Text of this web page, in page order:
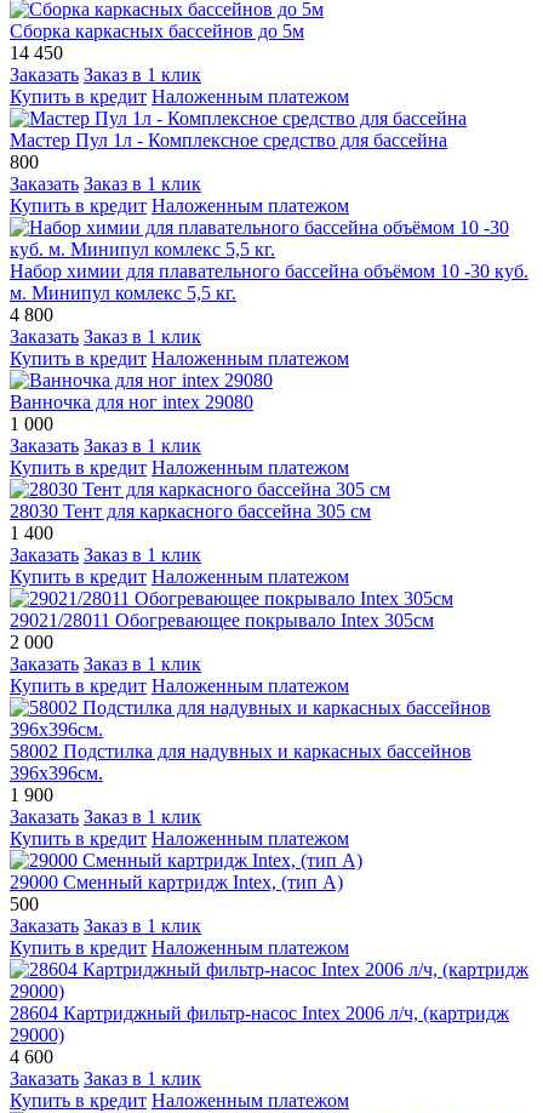
Сборка каркасных бассейнов до 5м
14 450
Заказать Заказ в 1 клик
Купить в кредит Наложенным платежом
Мастер Пул 1л - Комплексное средство для бассейна
800
Заказать Заказ в 1 клик
Купить в кредит Наложенным платежом
Набор химии для плавательного бассейна объёмом 10 -30 куб.
м. Минипул комлекс 5,5 кг.
4 800
Заказать Заказ в 1 клик
Купить в кредит Наложенным платежом
Ванночка для ног intex 29080
1 000
Заказать Заказ в 1 клик
Купить в кредит Наложенным платежом
28030 Тент для каркасного бассейна 305 см
1 400
Заказать Заказ в 1 клик
Купить в кредит Наложенным платежом
29021/28011 Обогревающее покрывало Intex 305см
2 000
Заказать Заказ в 1 клик
Купить в кредит Наложенным платежом
58002 Подстилка для надувных и каркасных бассейнов
396х396см.
1 900
Заказать Заказ в 1 клик
Купить в кредит Наложенным платежом
29000 Сменный картридж Intex, (тип А)
500
Заказать Заказ в 1 клик
Купить в кредит Наложенным платежом
28604 Картриджный фильтр-насос Intex 2006 л/ч, (картридж
29000)
4 600
Заказать Заказ в 1 клик
Купить в кредит Наложенным платежом